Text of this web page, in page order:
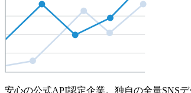
安心の公式API認定企業。独自の全量SNS